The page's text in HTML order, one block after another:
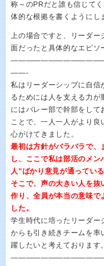
称～のPRだと誰も信じて
体的な根拠を書くようにし
上の場合ですと、リーダ
面だったと具体的なエピソ
——-
私はリーダーシップに自信
るためには人を支える力が
にはバレー部で幹部をして
ことで、一人一人がより
心がけてきました。
最初は方針がバラバラで、
し、ここで私は部活のメ
人”ばかり意見が通ってい
そこで、声の大きい人を抜
作り、全員が本当の意味で
した。
学生時代に培ったリーダー
からも引き続きチームを率
躍したいと考えております。